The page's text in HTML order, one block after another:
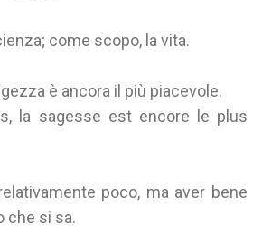
come scopo, la vita.
è ancora il più piacevole.
la sagesse est encore le plus
poco, ma aver bene
che si sa.